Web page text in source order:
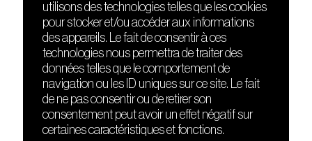
DÉCOUVRIR
Le lieu
Contact
Presse
Cours de DJing
TMLAB
FRIENDS
Nuits sonores
HEAT
Hôtel71
La Gaîté Lyrique
utilisons des technologies telles que les cookies
pour stocker et/ou accéder aux informations
des appareils. Le fait de consentir à ces
technologies nous permettra de traiter des
données telles que le comportement de
navigation ou les ID uniques sur ce site. Le fait
de ne pas consentir ou de retirer son
consentement peut avoir un effet négatif sur
certaines caractéristiques et fonctions.